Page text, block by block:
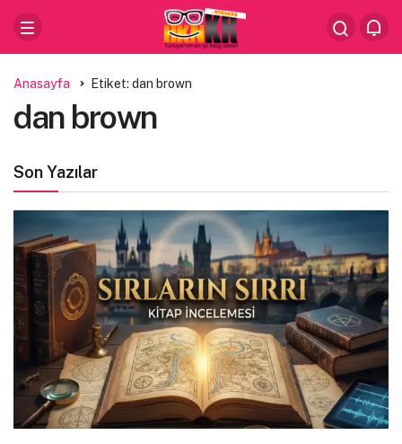
Anasayfa Etiket: dan brown
dan brown
Son Yazılar